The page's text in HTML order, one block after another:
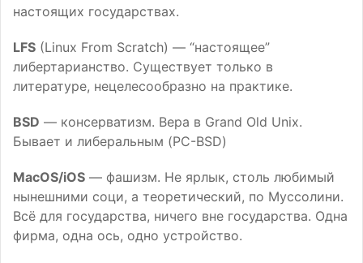
настоящих государствах.
LFS (Linux From Scratch) — “настоящее”
либертарианство. Существует только в
литературе, нецелесообразно на практике.
BSD — консерватизм. Вера в Grand Old Unix.
Бывает и либеральным (PC-BSD)
MacOS/iOS — фашизм. Не ярлык, столь любимый
нынешними соци, а теоретический, по Муссолини.
Всё для государства, ничего вне государства. Одна
фирма, одна ось, одно устройство.